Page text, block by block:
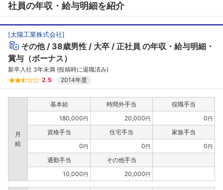
社員の年収・給与明細を紹介
[太陽工業株式会社]
その他 38歳男性 大卒 正社員 の年収・給与明細・
賞与（ボーナス）
新卒入社 3年未満 (投稿時に退職済み)
2.5
2014年度
月
給
基本給 時間外手当
役職手当
180,000円 20,000円 0円
資格手当 住宅手当
家族手当
0円 0円 0円
通勤手当
その他手当
10,000円 20,000円